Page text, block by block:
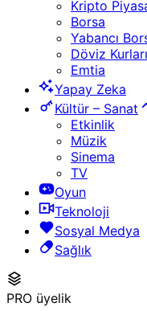
Kripto
Borsa
Yabancı
Döviz Kurları
Emtia
Yapay Zeka
Kültür – Sanat
Etkinlik
Müzik
Sinema
TV
Oyun
Teknoloji
Sosyal Medya
Sağlık
PRO üyelik